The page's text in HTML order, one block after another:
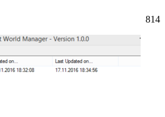
814